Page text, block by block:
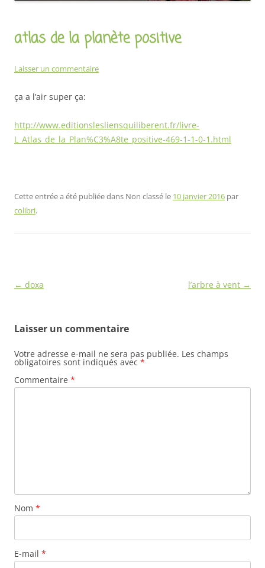
atlas de la planète positive
Laisser un commentaire
ça a l’air super ça:
http://www.editionslesliensquiliberent.fr/livre-
L_Atlas_de_la_Plan%C3%A8te_positive-469-1-1-0-1.html
Cette entrée a été publiée dans Non classé le 10 janvier 2016 par
colibri.
Navigation
← doxa l’arbre à vent →
Laisser un commentaire
Votre adresse e-mail ne sera pas publiée. Les champs
obligatoires sont indiqués avec *
Commentaire *
Nom *
E-mail *